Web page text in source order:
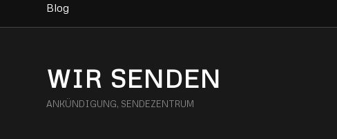
Blog
WIR SENDEN
ANKÜNDIGUNG, SENDEZENTRUM